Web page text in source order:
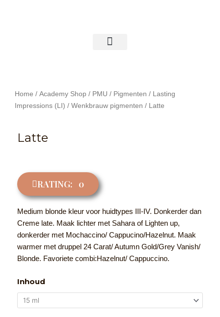
Home / Academy Shop / PMU / Pigmenten / Lasting
Impressions (LI) / Wenkbrauw pigmenten / Latte
Latte
RATING: 0
Medium blonde kleur voor huidtypes III-IV. Donkerder dan
Creme late. Maak lichter met Sahara of Lighten up,
donkerder met Mochaccino/ Cappucino/Hazelnut. Maak
warmer met druppel 24 Carat/ Autumn Gold/Grey Vanish/
Blonde. Favoriete combi:Hazelnut/ Cappuccino.
Inhoud